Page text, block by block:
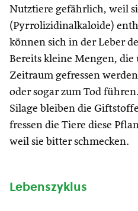
Nutztiere gefährlich, weil
(Pyrrolizidinalkaloide)
können sich in der Leber
Bereits kleine Mengen,
Zeitraum gefressen
oder sogar zum Tod
Silage bleiben die
fressen die Tiere diese
weil sie bitter schmecken.
Lebenszyklus